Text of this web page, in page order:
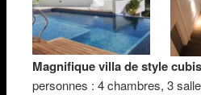
Magnifique villa de style
personnes : 4 chambres, 3